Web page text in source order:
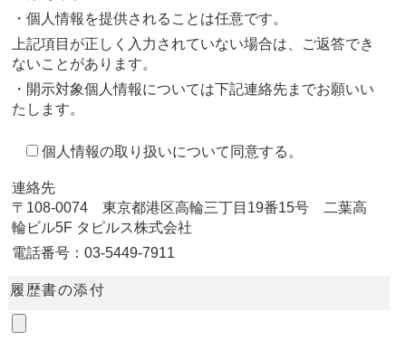
・個人情報を提供されることは任意です。
上記項目が正しく入力されていない場合は、ご返答でき
ないことがあります。
・開示対象個人情報については下記連絡先までお願いい
たします。
個人情報の取り扱いについて同意する。
連絡先
〒108-0074 東京都港区高輪三丁目19番15号 二葉高
輪ビル5F タピルス株式会社
電話番号：03-5449-7911
履歴書の添付